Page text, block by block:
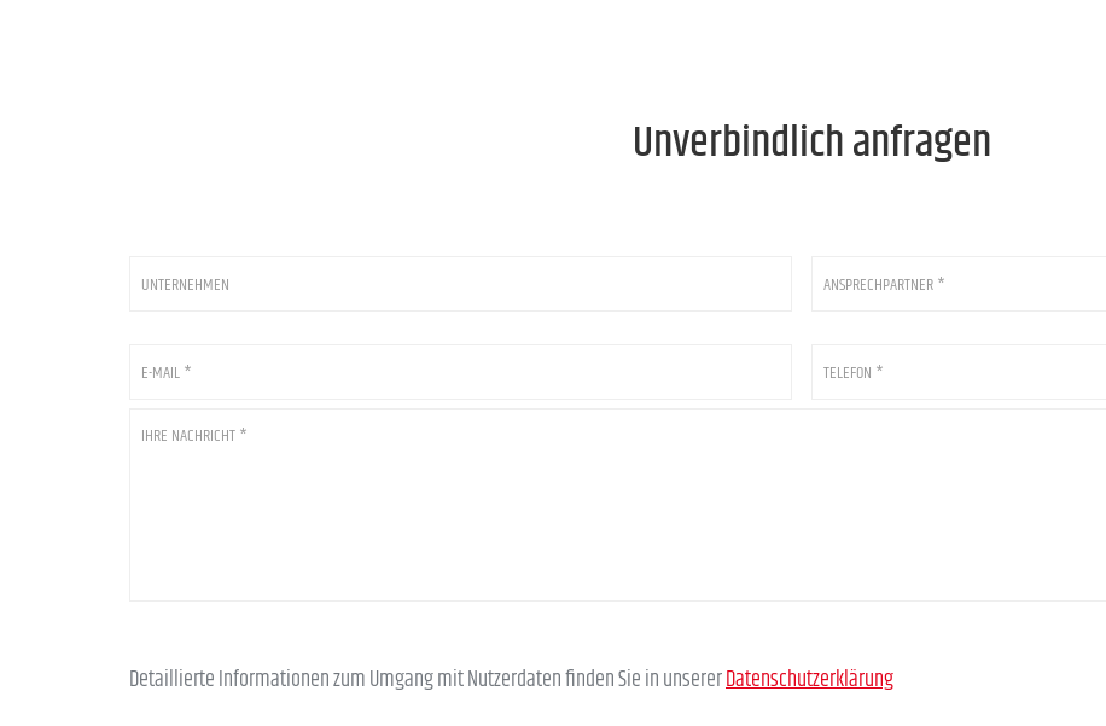
Unverbindlich anfragen
Mail
Ihre
Detaillierte Informationen zum Umgang mit Nutzerdaten finden Sie in unsererDatenschutzerklärung